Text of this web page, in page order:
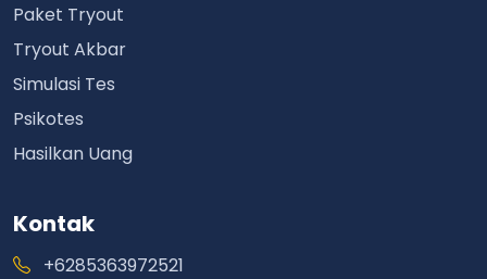
Paket Tryout
Tryout Akbar
Simulasi Tes
Psikotes
Hasilkan Uang
Kontak
+6285363972521